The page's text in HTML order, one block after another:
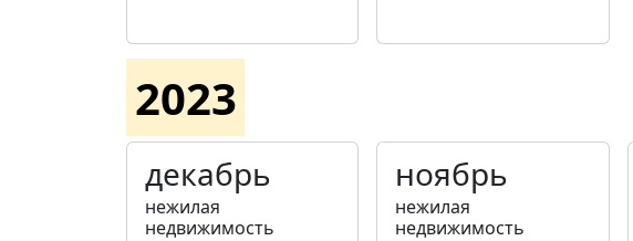
2023
декабрь
нежилая
недвижимость
ноябрь
нежилая
недвижимость